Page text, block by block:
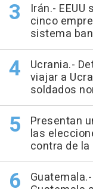
Irán.-
cinco
sistema
Ucrania.-
viajar a
soldados
Presentan
las
contra de la